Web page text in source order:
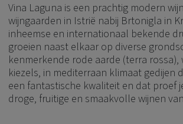
Vina Laguna is een prachtig modern
wijngaarden in Istrië nabij Brtonigla in
inheemse en internationaal bekende
groeien naast elkaar op diverse
kenmerkende rode aarde (terra rossa),
kiezels, in mediterraan klimaat gedijen
een fantastische kwaliteit en dat proef
droge, fruitige en smaakvolle wijnen